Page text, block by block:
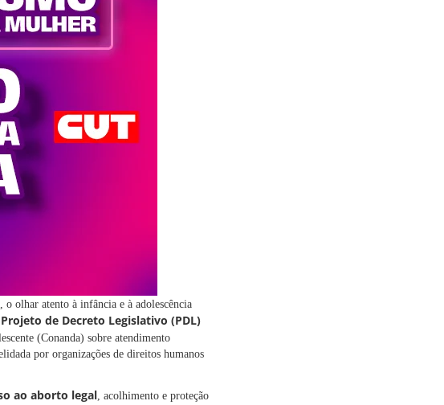
, o olhar atento à infância e à adolescência
Projeto de Decreto Legislativo (PDL)
(Conanda) sobre atendimento
por organizações de direitos humanos
ao aborto legal, acolhimento e proteção